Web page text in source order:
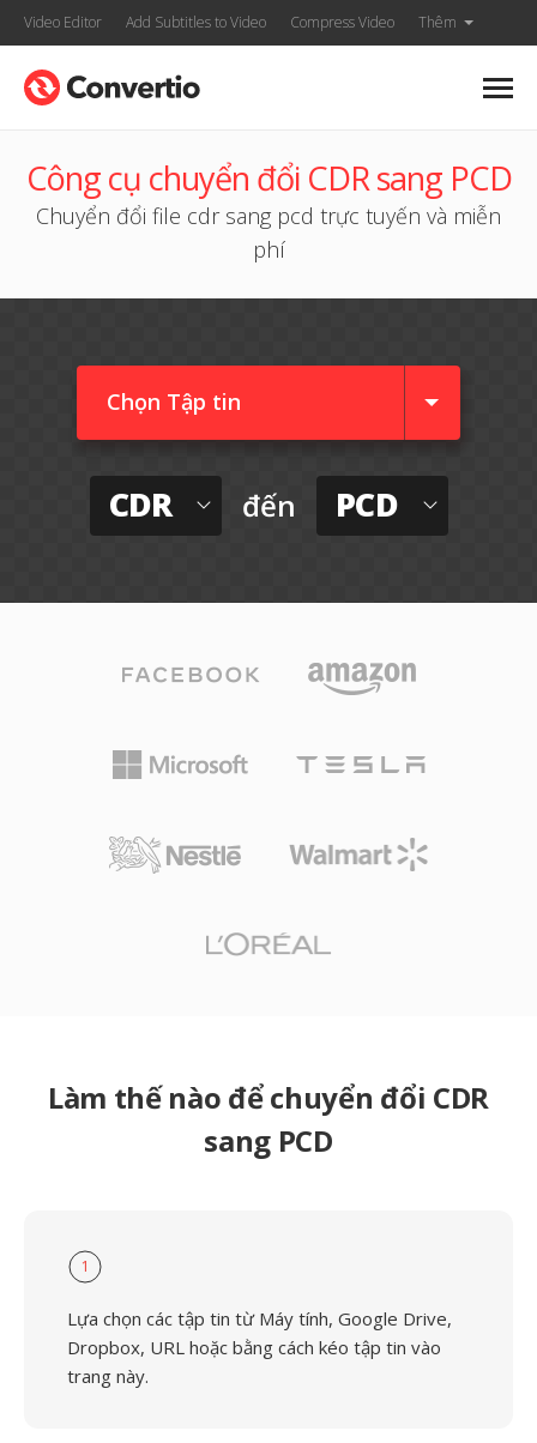
Video Editor Add Subtitles to Video Compress Video Thêm
Công cụ chuyển đổi CDR sang PCD
Chuyển đổi file cdr sang pcd trực tuyến và miễn
phí
Chọn Tập tin
CDR đến PCD
Làm thế nào để chuyển đổi CDR
sang PCD
1
Lựa chọn các tập tin từ Máy tính, Google Drive,
Dropbox, URL hoặc bằng cách kéo tập tin vào
trang này.